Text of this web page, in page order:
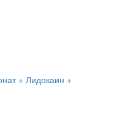
+ Лидокаин +